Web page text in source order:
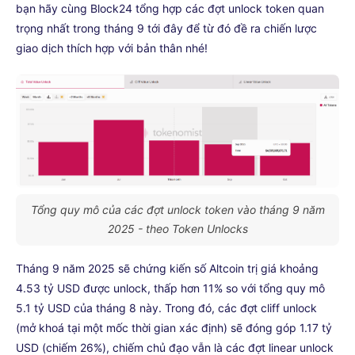
bạn hãy cùng Block24 tổng hợp các đợt unlock token quan
trọng nhất trong tháng 9 tới đây để từ đó đề ra chiến lược
giao dịch thích hợp với bản thân nhé!
Tổng quy mô của các đợt unlock token vào tháng 9 năm
2025 - theo Token Unlocks
Tháng 9 năm 2025 sẽ chứng kiến số Altcoin trị giá khoảng
4.53 tỷ USD được unlock, thấp hơn 11% so với tổng quy mô
5.1 tỷ USD của tháng 8 này. Trong đó, các đợt cliff unlock
(mở khoá tại một mốc thời gian xác định) sẽ đóng góp 1.17 tỷ
USD (chiếm 26%), chiếm chủ đạo vẫn là các đợt linear unlock